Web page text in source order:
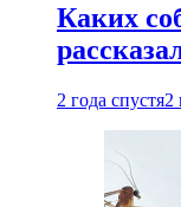
Каких
2 года спустя2